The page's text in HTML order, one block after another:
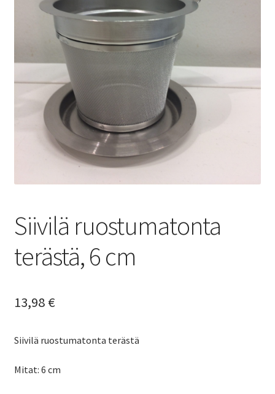
Yrityksille
Siivilä ruostumatonta
terästä, 6 cm
13,98 €
Siivilä ruostumatonta terästä
Mitat: 6 cm